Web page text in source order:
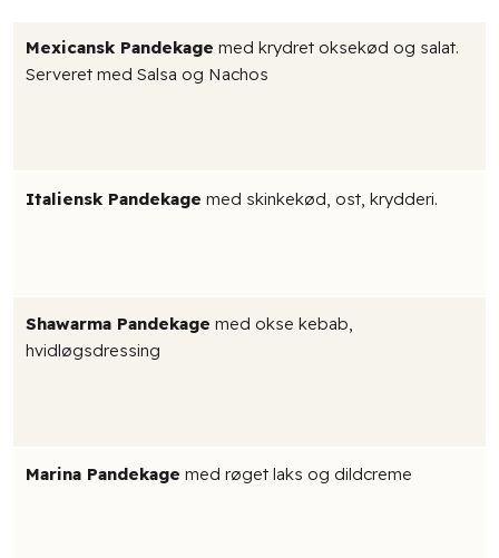
Mexicansk Pandekage med krydret oksekød og salat.
Serveret med Salsa og Nachos
Italiensk Pandekage med skinkekød, ost, krydderi.
Shawarma Pandekage med okse kebab,
hvidløgsdressing
Marina Pandekage med røget laks og dildcreme